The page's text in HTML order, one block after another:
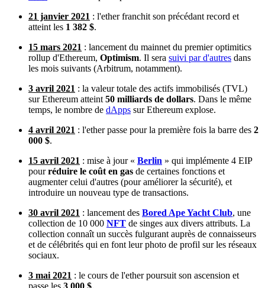
21 janvier 2021 : l'ether franchit son précédant record et
atteint les 1 382 $.
15 mars 2021 : lancement du mainnet du premier optimitics
rollup d'Ethereum, Optimism. Il sera suivi par d'autres dans
les mois suivants (Arbitrum, notamment).
3 avril 2021 : la valeur totale des actifs immobilisés (TVL)
sur Ethereum atteint 50 milliards de dollars. Dans le même
temps, le nombre de dApps sur Ethereum explose.
4 avril 2021 : l'ether passe pour la première fois la barre des 2
000 $.
15 avril 2021 : mise à jour « Berlin » qui implémente 4 EIP
pourréduire le coût en gas de certaines fonctions et
augmenter celui d'autres (pour améliorer la sécurité), et
introduire un nouveau type de transactions.
30 avril 2021 : lancement des Bored Ape Yacht Club, une
collection de 10 000 NFT de singes aux divers attributs. La
collection connaît un succès fulgurant auprès de connaisseurs
et de célébrités qui en font leur photo de profil sur les réseaux
sociaux.
3 mai 2021 : le cours de l'ether poursuit son ascension et
passe les 3 000 $.